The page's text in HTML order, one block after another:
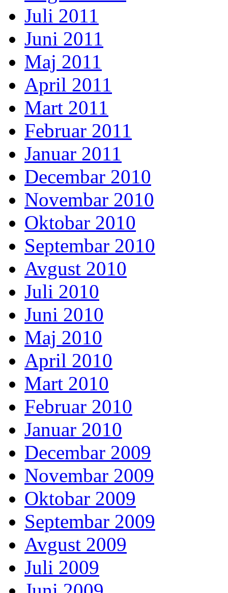
Juli 2011
Juni 2011
Maj 2011
April 2011
Mart 2011
Februar 2011
Januar 2011
Decembar 2010
Novembar 2010
Oktobar 2010
Septembar 2010
Avgust 2010
Juli 2010
Juni 2010
Maj 2010
April 2010
Mart 2010
Februar 2010
Januar 2010
Decembar 2009
Novembar 2009
Oktobar 2009
Septembar 2009
Avgust 2009
Juli 2009